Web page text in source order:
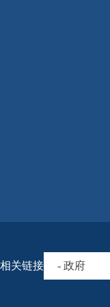
相关链接 - 政府